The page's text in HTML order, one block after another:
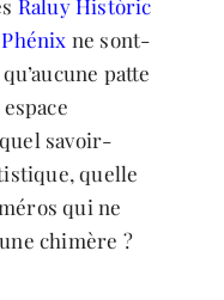
Raluy Històric
ne sont-
patte
savoir-
quelle
qui ne
chimère ?